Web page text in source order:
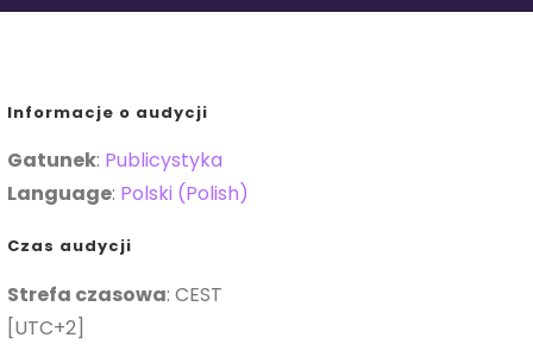
Informacje o audycji
Gatunek: Publicystyka
Language: Polski (Polish)
Czas audycji
Strefa czasowa:CEST
[UTC+2]